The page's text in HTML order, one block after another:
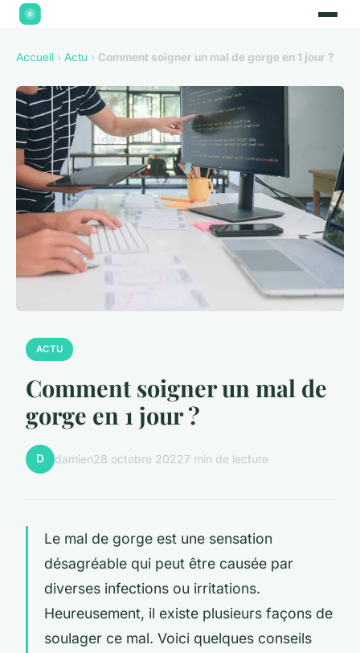
Accueil › Actu › Comment soigner un mal de gorge en 1 jour ?
ACTU
Comment soigner un mal de
gorge en 1 jour ?
D damien28 octobre 20227 min de lecture
Le mal de gorge est une sensation
désagréable qui peut être causée par
diverses infections ou irritations.
Heureusement, il existe plusieurs façons de
soulager ce mal. Voici quelques conseils